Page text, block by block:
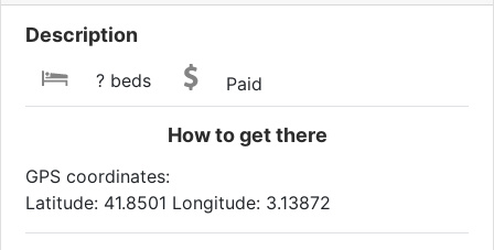
Description
? beds Paid
How to get there
GPS coordinates:
Latitude: 41.8501 Longitude: 3.13872